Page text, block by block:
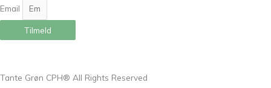
Email
Tilmeld
Tante Grøn CPH® All Rights Reserved